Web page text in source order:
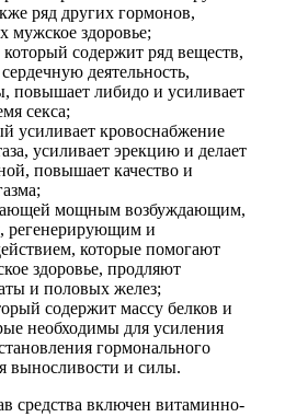
ряд других гормонов,
здоровье;
содержит ряд веществ,
деятельность,
повышает либидо и усиливает
секса;
усиливает кровоснабжение
усиливает эрекцию и делает
повышает качество и
мощным возбуждающим,
регенерирующим и
которые помогают
здоровье, продляют
и половых желез;
содержит массу белков и
необходимы для усиления
гормонального
выносливости и силы.
средства включен витаминно-